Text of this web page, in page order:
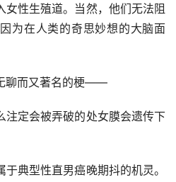
女性生殖道。当然，他们无法阻
为在人类的奇思妙想的大脑面
聊而又著名的梗——
注定会被弄破的处女膜会遗传下
典型性直男癌晚期抖的机灵。